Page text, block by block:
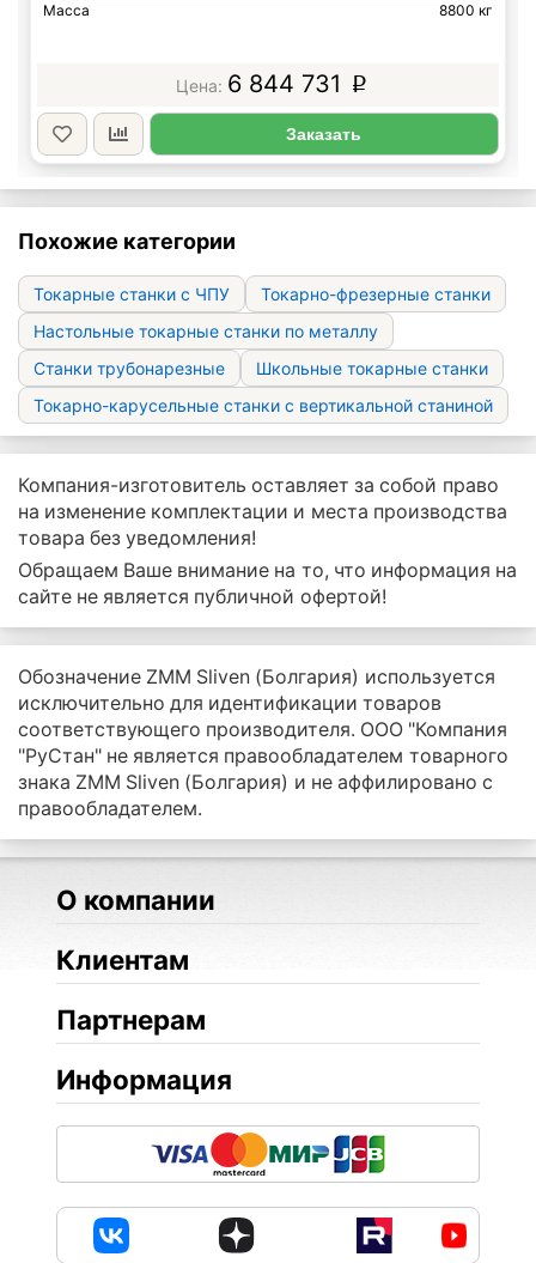
Масса
8800 кг
6 844 731 p
Заказать
Похожие категории
Токарные станки с ЧПУ
Токарно-фрезерные станки
Настольные токарные станки по металлу
Станки трубонарезные
Школьные токарные станки
Токарно-карусельные станки с вертикальной станиной
Компания-изготовитель оставляет за собой право
на изменение комплектации и места производства
товара без уведомления!
Обращаем Ваше внимание на то, что информация на
сайте не является публичной офертой!
Обозначение ZMM Sliven (Болгария) используется
исключительно для идентификации товаров
соответствующего производителя. ООО "Компания
"РуСтан" не является правообладателем товарного
знака ZMM Sliven (Болгария) и не аффилировано с
правообладателем.
О компании
Клиентам
Партнерам
Информация